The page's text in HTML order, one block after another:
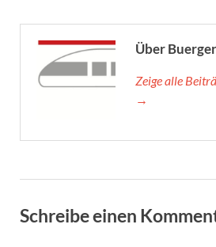
Über
Zeige alle
→
Schreibe einen